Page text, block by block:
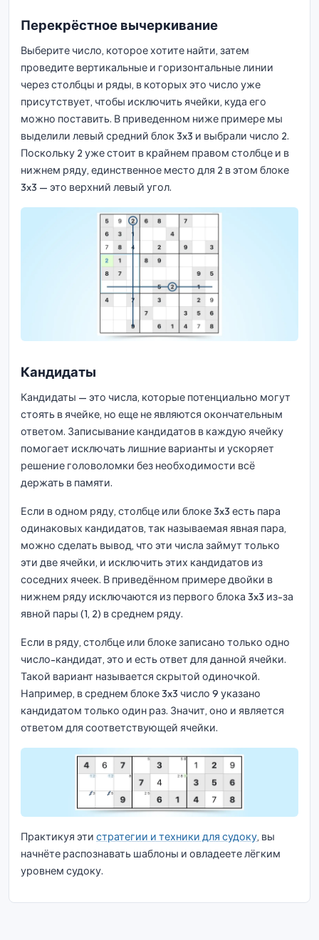
Перекрёстное вычеркивание
Выберите число, которое хотите найти, затем
проведите вертикальные и горизонтальные линии
через столбцы и ряды, в которых это число уже
присутствует, чтобы исключить ячейки, куда его
можно поставить. В приведенном ниже примере мы
выделили левый средний блок 3x3 и выбрали число 2.
Поскольку 2 уже стоит в крайнем правом столбце и в
нижнем ряду, единственное место для 2 в этом блоке
3x3 — это верхний левый угол.
Кандидаты
Кандидаты — это числа, которые потенциально могут
стоять в ячейке, но еще не являются окончательным
ответом. Записывание кандидатов в каждую ячейку
помогает исключать лишние варианты и ускоряет
решение головоломки без необходимости всё
держать в памяти.
Если в одном ряду, столбце или блоке 3x3 есть пара
одинаковых кандидатов, так называемая явная пара,
можно сделать вывод, что эти числа займут только
эти две ячейки, и исключить этих кандидатов из
соседних ячеек. В приведённом примере двойки в
нижнем ряду исключаются из первого блока 3x3 из-за
явной пары (1, 2) в среднем ряду.
Если в ряду, столбце или блоке записано только одно
число-кандидат, это и есть ответ для данной ячейки.
Такой вариант называется скрытой одиночкой.
Например, в среднем блоке 3x3 число 9 указано
кандидатом только один раз. Значит, оно и является
ответом для соответствующей ячейки.
Практикуя эти стратегии и техники для судоку, вы
начнёте распознавать шаблоны и овладеете лёгким
уровнем судоку.